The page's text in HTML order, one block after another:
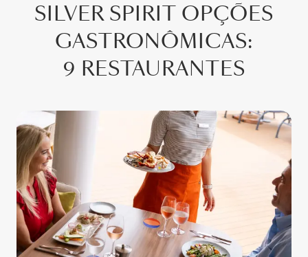
SILVER SPIRIT OPÇÕES
GASTRONÔMICAS:
9 RESTAURANTES